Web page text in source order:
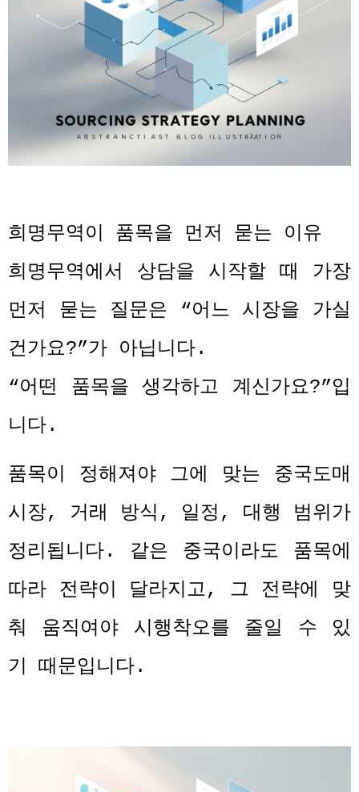
희명무역이 품목을 먼저 묻는 이유
희명무역에서 상담을 시작할 때 가장
먼저 묻는 질문은 “어느 시장을 가실
건가요?”가 아닙니다.
“어떤 품목을 생각하고 계신가요?”입
니다.
품목이 정해져야 그에 맞는 중국도매
시장, 거래 방식 , 일정 , 대행 범위가
정리됩니다. 같은 중국이라도 품목에
따라 전략이 달라지고, 그 전략에 맞
춰 움직여야 시행착오를 줄일 수 있
기 때문입니다.